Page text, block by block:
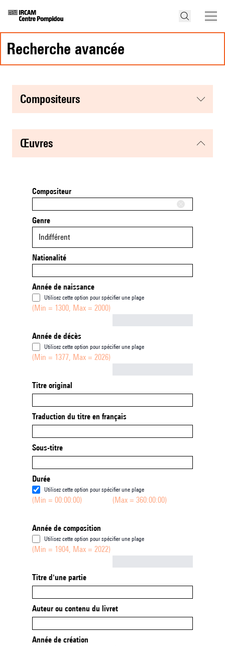
recherche avancée
compositeurs
œuvres
Compositeur
Genre
Indifférent
Nationalité
Année de naissance
Utilisez cette option pour spécifier une plage
(Min = 1300, Max = 2000)
Année de décès
Utilisez cette option pour spécifier une plage
(Min = 1377, Max = 2026)
Titre original
Traduction du titre en français
Sous-titre
Durée
Utilisez cette option pour spécifier une plage
(Min = 00:00:00) (Max = 360:00:00)
Année de composition
Utilisez cette option pour spécifier une plage
(Min = 1904, Max = 2022)
Titre d'une partie
Auteur ou contenu du livret
Année de création